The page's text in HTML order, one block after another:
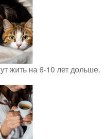
жить на 6-10 лет дольше.